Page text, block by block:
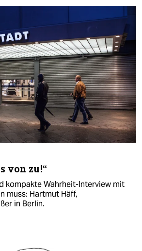
von zu!“
kompakte Wahrheit-Interview mit
muss: Hartmut Häff,
in Berlin.